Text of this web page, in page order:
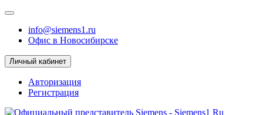
info@siemens1.ru
Офис в Новосибирске
Личный кабинет
Авторизация
Регистрация